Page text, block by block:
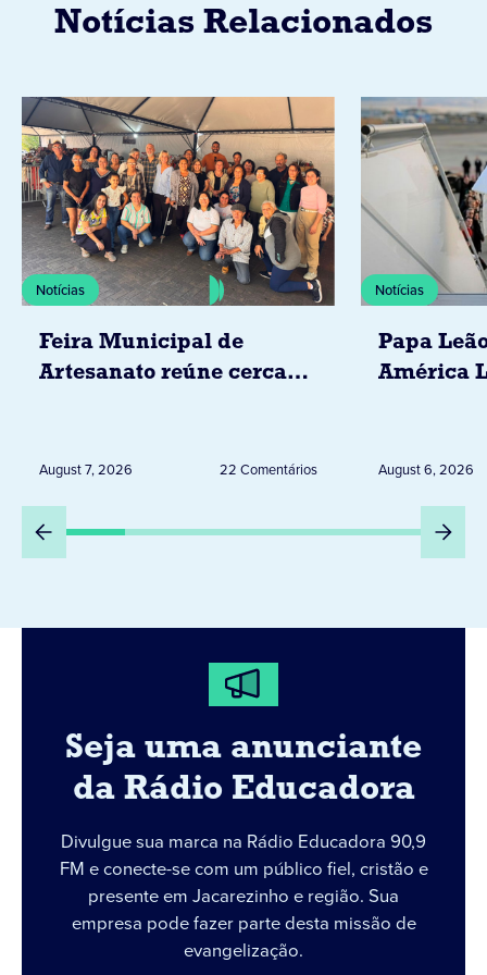
Notícias Relacionados
Notícias
Feira Municipal de
Artesanato reúne cerca
August 7, 2026 22 Comentários
Notícias
Papa
América
Peru
August 6, 2026
Seja uma anunciante
da Rádio Educadora
Divulgue sua marca na Rádio Educadora 90,9
FM e conecte-se com um público fiel, cristão e
presente em Jacarezinho e região. Sua
empresa pode fazer parte desta missão de
evangelização.